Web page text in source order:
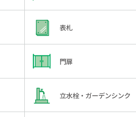
表札
門扉
立水栓・ガーデンシンク